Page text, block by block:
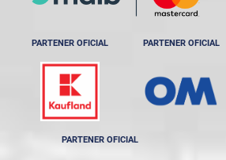
PARTENER OFICIAL PARTENER OFICIAL
PARTENER OFICIAL